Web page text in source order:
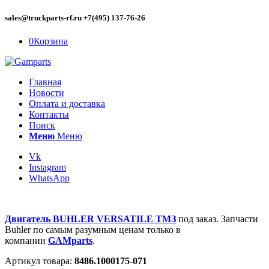
sales@truckparts-rf.ru +7(495) 137-76-26
0Корзина
Главная
Новости
Оплата и доставка
Контакты
Поиск
Меню Меню
Vk
Instagram
WhatsApp
Двигатель BUHLER VERSATILE ТМЗ под заказ. Запчасти
Buhler по самым разумным ценам только в
компании GAMparts.
Артикул товара: 8486.1000175-071